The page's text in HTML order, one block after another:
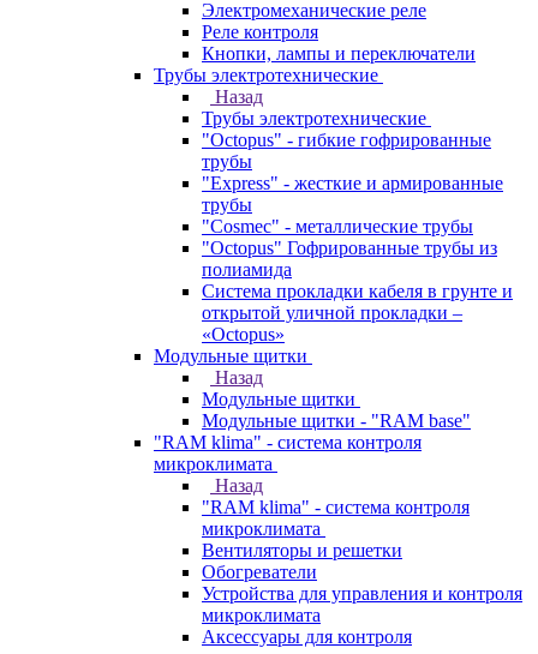
Электромеханические реле
Реле контроля
Кнопки, лампы и переключатели
Трубы электротехнические
Назад
Трубы электротехнические
"Octopus" - гибкие гофрированные
трубы
"Express" - жесткие и армированные
трубы
"Cosmec" - металлические трубы
"Octopus" Гофрированные трубы из
полиамида
Система прокладки кабеля в грунте и
открытой уличной прокладки –
«Octopus»
Модульные щитки
Назад
Модульные щитки
Модульные щитки - "RAM base"
"RAM klima" - система контроля
микроклимата
Назад
"RAM klima" - система контроля
микроклимата
Вентиляторы и решетки
Обогреватели
Устройства для управления и контроля
микроклимата
Аксессуары для контроля